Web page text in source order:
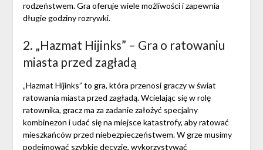
rodzeństwem. Gra oferuje wiele możliwości i zapewnia
długie godziny rozrywki.
2. „Hazmat Hijinks” – Gra o ratowaniu
miasta przed zagładą
„Hazmat Hijinks” to gra, która przenosi graczy w świat
ratowania miasta przed zagładą. Wcielając się w rolę
ratownika, gracz ma za zadanie założyć specjalny
kombinezon i udać się na miejsce katastrofy, aby ratować
mieszkańców przed niebezpieczeństwem. W grze musimy
podejmować szybkie decyzje, wykorzystywać